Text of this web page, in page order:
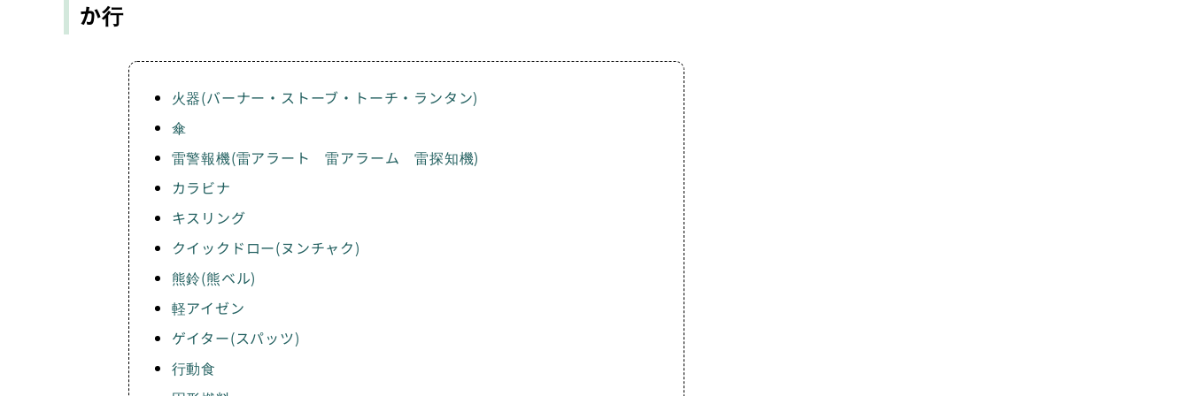
か行
火器(バーナー・ストーブ・トーチ・ランタン)
傘
雷警報機(雷アラート 雷アラーム 雷探知機)
カラビナ
キスリング
クイックドロー(ヌンチャク)
熊鈴(熊ベル)
軽アイゼン
ゲイター(スパッツ)
行動食